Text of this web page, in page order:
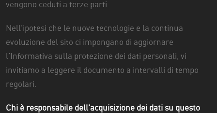
vengono ceduti a terze parti.
Nell’ipotesi che le nuove tecnologie e la continua
evoluzione del sito ci impongano di aggiornare
l’Informativa sulla protezione dei dati personali, vi
invitiamo a leggere il documento a intervalli di tempo
regolari.
Chi è responsabile dell’acquisizione dei dati su questo